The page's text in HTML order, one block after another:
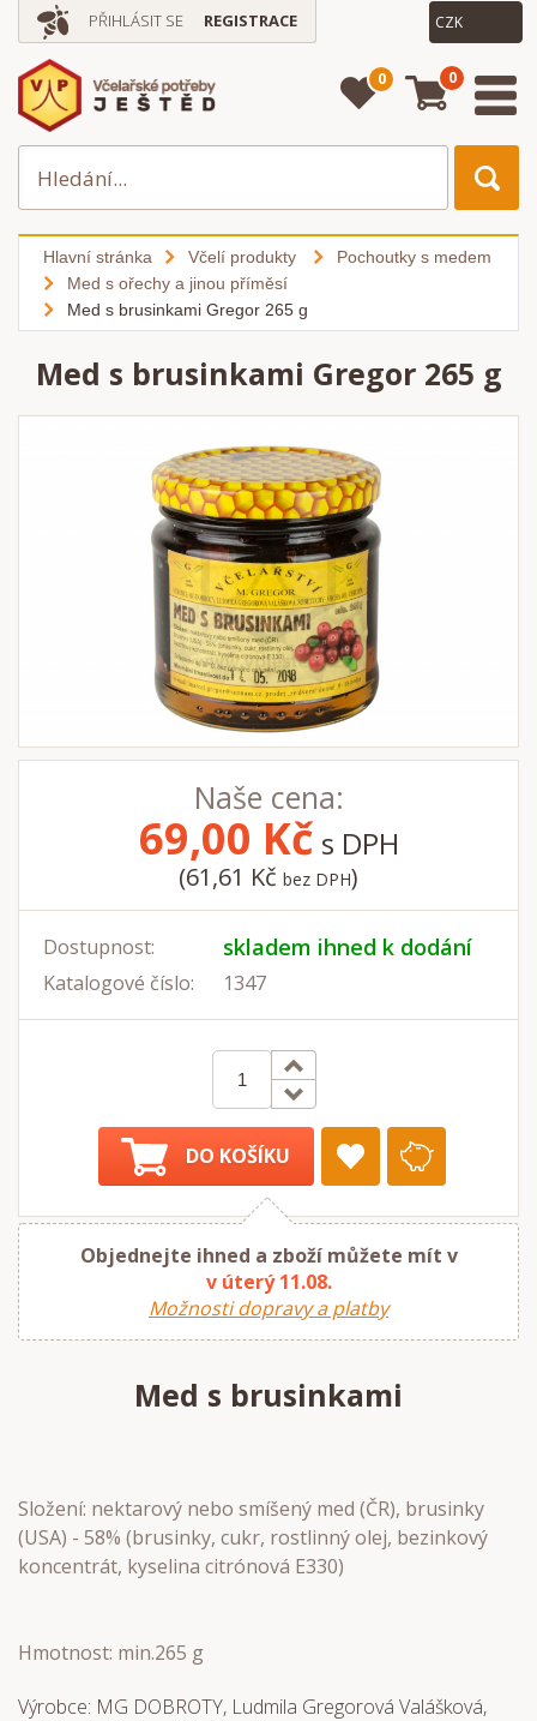
PŘIHLÁSIT SE REGISTRACE
0 0
Hlavní stránka Včelí produkty
Pochoutky s medem
Med s ořechy a jinou příměsí
Med s brusinkami Gregor 265 g
Med s brusinkami Gregor 265 g
Naše cena:
69,00 Kč s DPH
(61,61 Kč bez DPH)
Dostupnost: skladem ihned k dodání
Katalogové číslo: 1347
DO KOŠÍKU
Objednejte ihned a zboží můžete mít v
v úterý 11.08.
Možnosti dopravy a platby
Med s brusinkami
Složení: nektarový nebo smíšený med (ČR), brusinky
(USA) - 58% (brusinky, cukr, rostlinný olej, bezinkový
koncentrát, kyselina citrónová E330)
Hmotnost: min.265 g
Výrobce: MG DOBROTY, Ludmila Gregorová Valášková,